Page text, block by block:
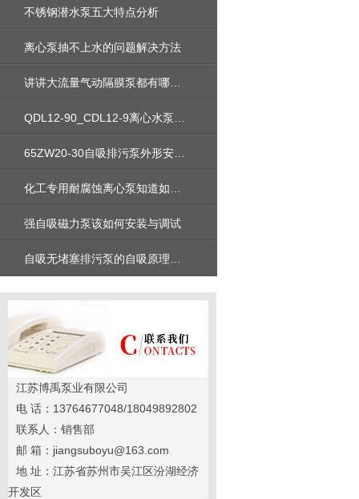
不锈钢潜水泵五大特点分析
离心泵抽不上水的问题解决方法
讲讲大流量气动隔膜泵都有哪些公共特性
QDL12-90_CDL12-9离心水泵安装尺寸性能参数曲线图价格
65ZW20-30自吸排污泵外形安装尺寸图及性能参数及价格
化工专用耐腐蚀离心泵知道如何安装吗
强自吸磁力泵该如何安装与调试
自吸无堵塞排污泵的自吸原理分析
江苏博禹泵业有限公司
电 话：13764677048/18049892802
联系人：销售部
邮 箱：jiangsuboyu@163.com
地 址：江苏省苏州市吴江区汾湖经济
开发区